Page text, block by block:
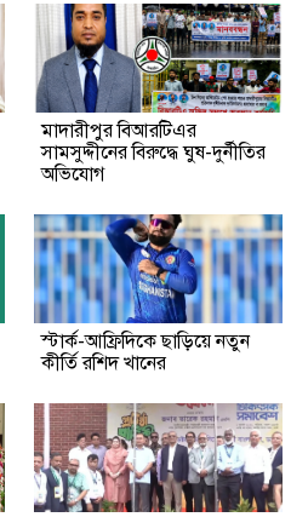
মাদারীপুর বিআরটিএর
সামসুদ্দীনের বিরুদ্ধে ঘুষ-দুর্নীতির
অভিযোগ
স্টার্ক-আফ্রিদিকে ছাড়িয়ে নতুন
কীর্তি রশিদ খানের